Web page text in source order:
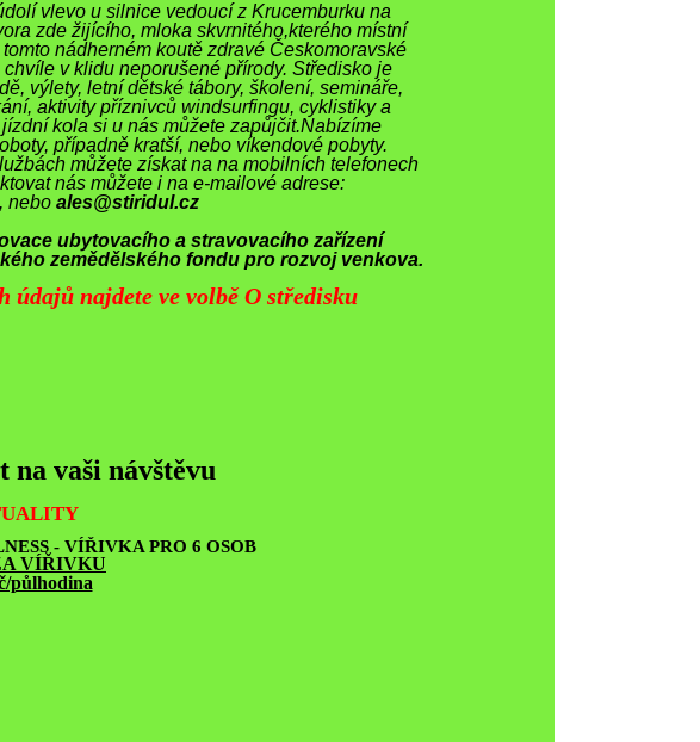
v okolí
vlevo u silnice vedoucí z Krucemburku na
zde žijícího, mloka skvrnitého,kterého místní
nádherném koutě zdravé Českomoravské
v klidu neporušené přírody. Středisko je
výlety, letní dětské tábory, školení, semináře,
aktivity příznivců windsurfingu, cyklistiky a
kola si u nás můžete zapůjčit.Nabízíme
případně kratší, nebo víkendové pobyty.
můžete získat na na mobilních telefonech
nás můžete i na e-mailové adrese:
, nebo ales@stiridul.cz
ubytovacího a stravovacího zařízení
zemědělského fondu pro rozvoj venkova.
údajů najdete ve volbě O středisku
na vaši návštěvu
- VÍŘIVKA PRO 6 OSOB
VÍŘIVKU
půlhodina